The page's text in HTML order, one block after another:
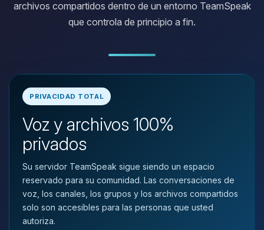
archivos compartidos dentro de un entorno TeamSpeak
que controla de principio a fin.
PRIVACIDAD TOTAL
Voz y archivos 100%
privados
Su servidor TeamSpeak sigue siendo un espacio
reservado para su comunidad. Las conversaciones de
voz, los canales, los grupos y los archivos compartidos
solo son accesibles para las personas que usted
autoriza.
Yupi, por fin alguien con quien
hablar! Soy Choupy, tu pequeno
asistente de BoxToPlay. Cuentame
que necesitas y moveré mis
pequenos circuitos para ayudarte.
07/08/2026 13:07